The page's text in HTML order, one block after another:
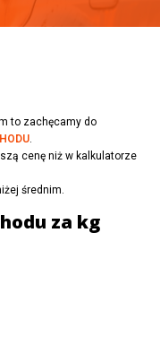
to zachęcamy do
.
cenę niż w kalkulatorze
średnim.
za kg